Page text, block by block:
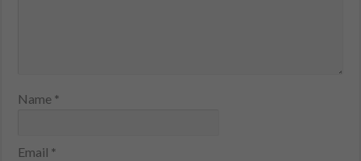
Name *
Email *